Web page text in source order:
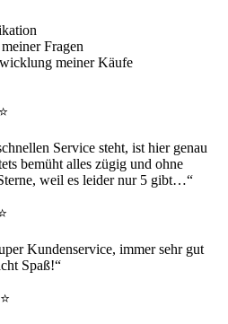
Fragen
meiner Käufe
Service steht, ist hier genau
bemüht alles zügig und ohne
weil es leider nur 5 gibt…“
Kundenservice, immer sehr gut
Spaß!“